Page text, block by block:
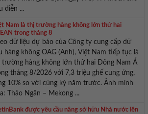
diễn ...
Nam là thị trường hàng không lớn thứ hai
trong tháng 8
dữ liệu dự báo của Công ty cung cấp dữ
hàng không OAG (Anh), Việt Nam tiếp tục là
trường hàng không lớn thứ hai Đông Nam Á
tháng 8/2026 với 7,3 triệu ghế cung ứng,
10% so với cùng kỳ năm trước. Ảnh minh
Thảo Ngân – Mekong ...
được yêu cầu nâng sở hữu Nhà nước lên